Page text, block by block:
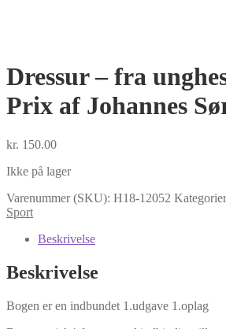
Dressur – fra
Prix af Johannes
kr. 150.00
Ikke på lager
Varenummer (SKU): H18-12052
Sport
Beskrivelse
Beskrivelse
Bogen er en indbundet 1.udgave 1.oplag